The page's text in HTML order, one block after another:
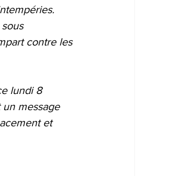
contre les
lundi 8
un message
et